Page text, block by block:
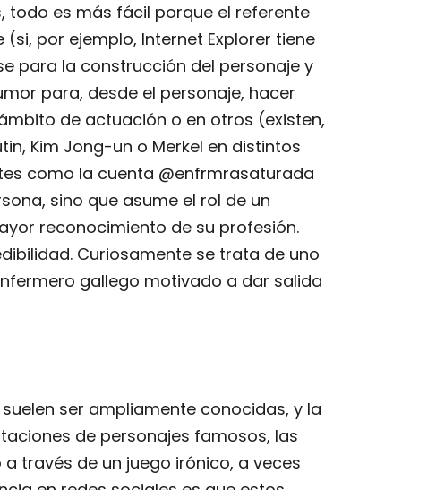
todo es más fácil porque el referente
por ejemplo, Internet Explorer tiene
para la construcción del personaje y
para, desde el personaje, hacer
de actuación o en otros (existen,
Kim Jong-un o Merkel en distintos
como la cuenta @enfrmrasaturada
sino que asume el rol de un
reconocimiento de su profesión.
Curiosamente se trata de uno
gallego motivado a dar salida
ser ampliamente conocidas, y la
de personajes famosos, las
través de un juego irónico, a veces